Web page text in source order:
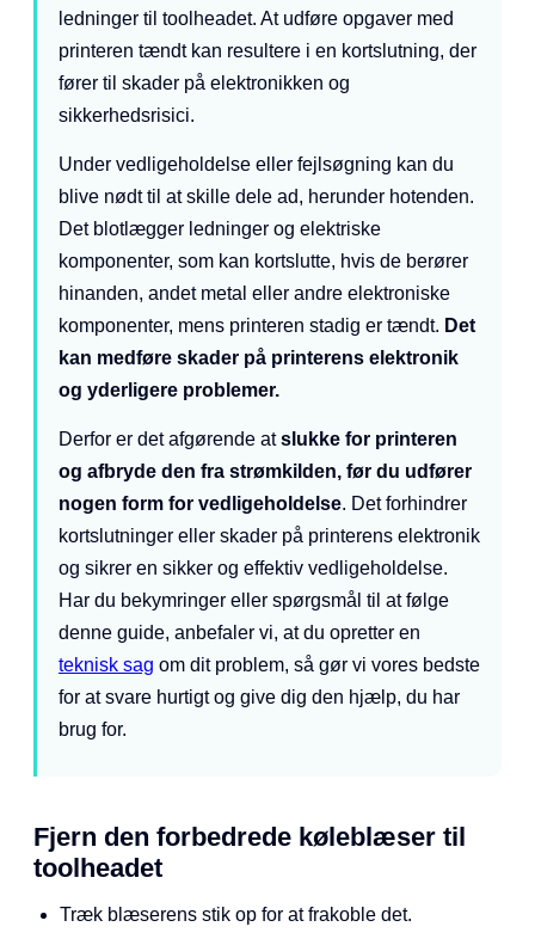
ledninger til toolheadet. At udføre opgaver med
printeren tændt kan resultere i en kortslutning, der
fører til skader på elektronikken og
sikkerhedsrisici.
Under vedligeholdelse eller fejlsøgning kan du
blive nødt til at skille dele ad, herunder hotenden.
Det blotlægger ledninger og elektriske
komponenter, som kan kortslutte, hvis de berører
hinanden, andet metal eller andre elektroniske
komponenter, mens printeren stadig er tændt. Det
kan medføre skader på printerens elektronik
og yderligere problemer.
Derfor er det afgørende atslukke for printeren
og afbryde den fra strømkilden, før du udfører
nogen form for vedligeholdelse. Det forhindrer
kortslutninger eller skader på printerens elektronik
og sikrer en sikker og effektiv vedligeholdelse.
Har du bekymringer eller spørgsmål til at følge
denne guide, anbefaler vi, at du opretter en
teknisk sag om dit problem, så gør vi vores bedste
for at svare hurtigt og give dig den hjælp, du har
brug for.
Fjern den forbedrede køleblæser til
toolheadet
Træk blæserens stik op for at frakoble det.